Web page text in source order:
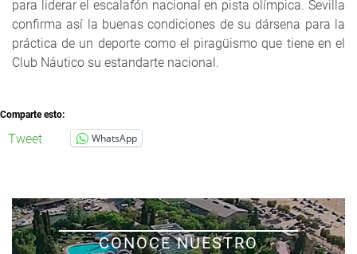
para liderar el escalafón nacional en pista olímpica. Sevilla
confirma así la buenas condiciones de su dársena para la
práctica de un deporte como el piragüismo que tiene en el
Club Náutico su estandarte nacional.
Comparte esto:
Tweet WhatsApp
CONOCE NUESTRO